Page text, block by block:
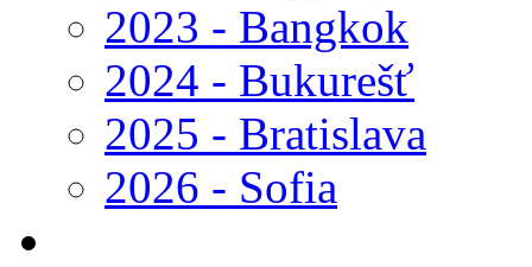
2023 - Bangkok
2024 - Bukurešť
2025 - Bratislava
2026 - Sofia